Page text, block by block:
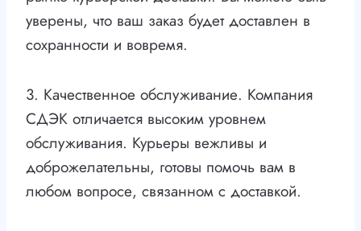
уверены, что ваш заказ будет доставлен в
сохранности и вовремя.
3. Качественное обслуживание. Компания
СДЭК отличается высоким уровнем
обслуживания. Курьеры вежливы и
доброжелательны, готовы помочь вам в
любом вопросе, связанном с доставкой.